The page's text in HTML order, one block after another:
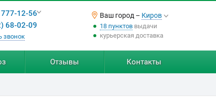
12-56
68-02-09
звонок
Ваш город – Киров
18 пунктоввыдачи
курьерская доставка
Отзывы Контакты